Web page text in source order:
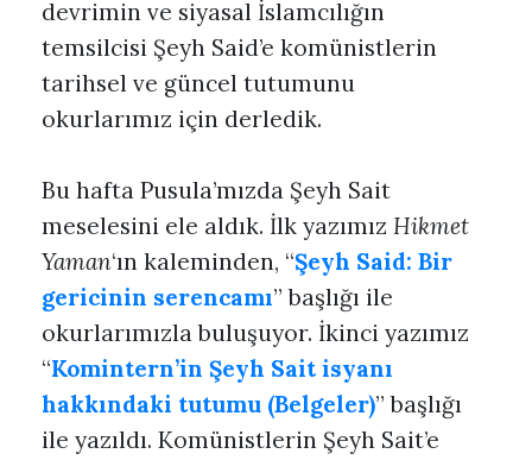
devrimin ve siyasal İslamcılığın
temsilcisi Şeyh Said’e komünistlerin
tarihsel ve güncel tutumunu
okurlarımız için derledik.
Bu hafta Pusula’mızda Şeyh Sait
meselesini ele aldık. İlk yazımız Hikmet
Yaman‘ın kaleminden, “Şeyh Said: Bir
gericinin serencamı” başlığı ile
okurlarımızla buluşuyor. İkinci yazımız
“Komintern’in Şeyh Sait isyanı
hakkındaki tutumu (Belgeler)” başlığı
ile yazıldı. Komünistlerin Şeyh Sait’e